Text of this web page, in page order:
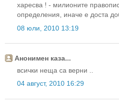
харесва ! - милионите
определения, иначе е доста
08 юли, 2010 13:19
Анонимен каза...
всички неща са верни ..
04 август, 2010 16:29